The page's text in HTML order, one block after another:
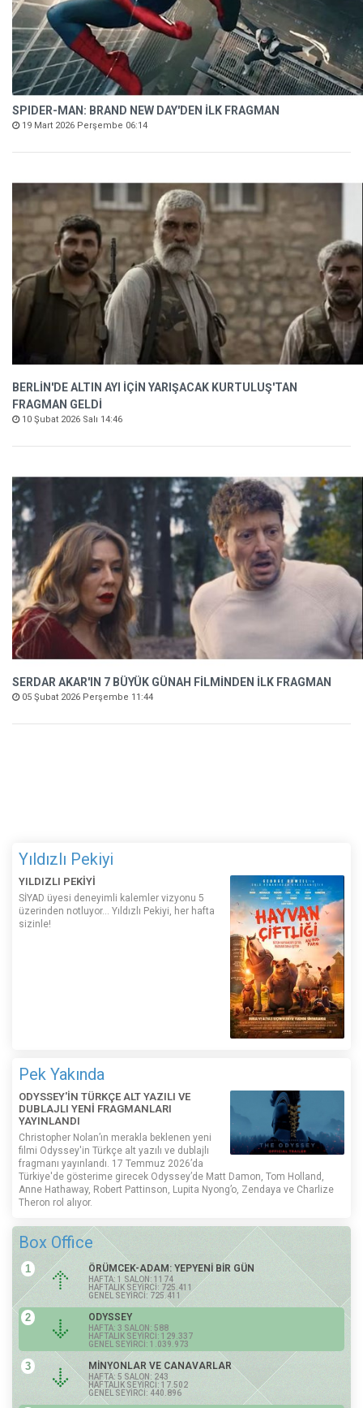
SPIDER-MAN: BRAND NEW DAY'DEN İLK FRAGMAN
19 Mart 2026 Perşembe 06:14
BERLİN'DE ALTIN AYI İÇİN YARIŞACAK KURTULUŞ'TAN
FRAGMAN GELDİ
10 Şubat 2026 Salı 14:46
SERDAR AKAR'IN 7 BÜYÜK GÜNAH FİLMİNDEN İLK FRAGMAN
05 Şubat 2026 Perşembe 11:44
Yıldızlı Pekiyi
YILDIZLI PEKİYİ
SİYAD üyesi deneyimli kalemler vizyonu 5
üzerinden notluyor... Yıldızlı Pekiyi, her hafta
sizinle!
Pek Yakında
ODYSSEY'İN TÜRKÇE ALT YAZILI VE
DUBLAJLI YENİ FRAGMANLARI
YAYINLANDI
Christopher Nolan’ın merakla beklenen yeni
filmi Odyssey'in Türkçe alt yazılı ve dublajlı
fragmanı yayınlandı. 17 Temmuz 2026’da
Türkiye'de gösterime girecek Odyssey’de Matt Damon, Tom Holland,
Anne Hathaway, Robert Pattinson, Lupita Nyong’o, Zendaya ve Charlize
Theron rol alıyor.
Box Office
1 ÖRÜMCEK-ADAM: YEPYENİ BİR GÜN
HAFTA: 1 SALON: 1174
HAFTALIK SEYİRCİ: 725.411
GENEL SEYİRCİ: 725.411
2 ODYSSEY
HAFTA: 3 SALON: 588
HAFTALIK SEYİRCİ: 129.337
GENEL SEYİRCİ: 1.039.973
3 MİNYONLAR VE CANAVARLAR
HAFTA: 5 SALON: 243
HAFTALIK SEYİRCİ: 17.502
GENEL SEYİRCİ: 440.896